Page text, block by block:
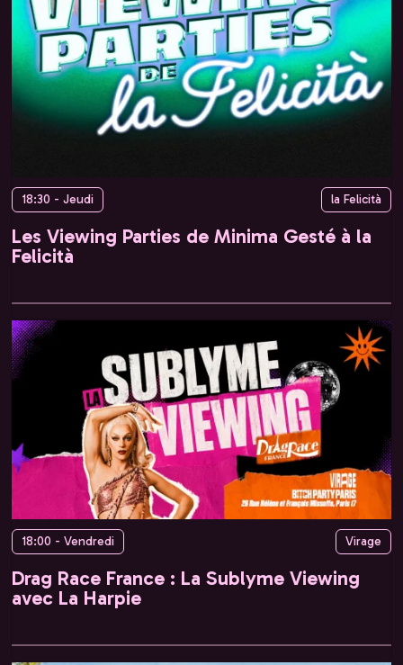
18:30 - Jeudi la Felicità
Les Viewing Parties de Minima Gesté à la
Felicità
18:00 - Vendredi Virage
Drag Race France : La Sublyme Viewing
avec La Harpie